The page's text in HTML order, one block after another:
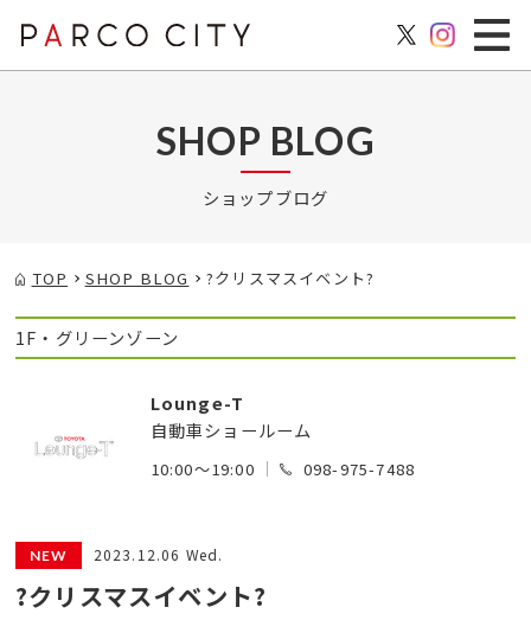
SHOP BLOG
ショップブログ
TOP SHOP BLOG ?クリスマスイベント?
1F・グリーンゾーン
Lounge-T
自動車ショールーム
10:00～19:00 098-975-7488
2023.12.06 Wed.
?クリスマスイベント?